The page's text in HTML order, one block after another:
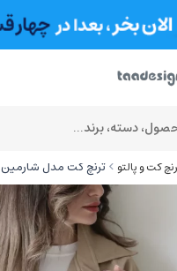
کت و پالتو ترنچ کت مدل شارمین
دسته، برند...